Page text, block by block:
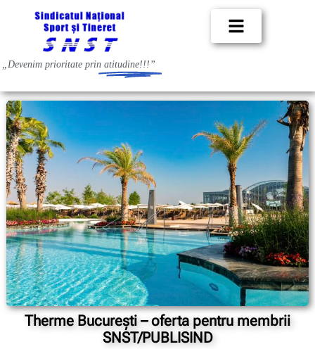
„Devenim prioritate prin atitudine!!!”
Therme București – oferta pentru membrii
SNST/PUBLISIND